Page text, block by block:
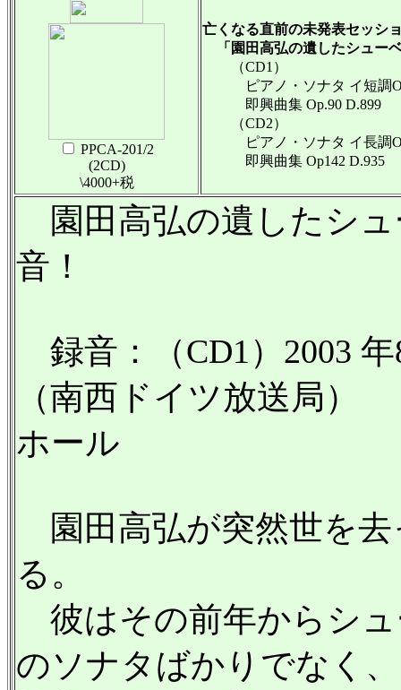
PPCA-201/2
(2CD)
\4000+税
亡くなる直前の未発表セッシ
「園田高弘の遺したシュー
（CD1）
ピアノ・ソナタ イ短調
即興曲集 Op.90 D.899
（CD2）
ピアノ・ソナタ イ長調
即興曲集 Op142 D.935
園田高弘の遺したシュ
音！
録音：（CD1）2003
（南西ドイツ放送局）
ホール
園田高弘が突然世を去
る。
彼はその前年からシュ
のソナタばかりでなく